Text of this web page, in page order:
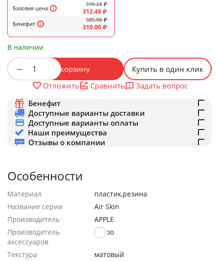
Базовая цена
Бенефит
590.24 ₽
312.48₽
585.00 ₽
310.00₽
В наличии
+
− В корзину
Купить в один клик
Отложить
Сравнить
Задать вопрос
Бенефит
Доступные варианты доставки
Доступные варианты оплаты
Наши преимущества
Отзывы о компании
Особенности
Материал
пластик,резина
Название серии
Air Skin
Производитель
APPLE
Производитель
аксессуаров
K-Doo
Текстура
матовый